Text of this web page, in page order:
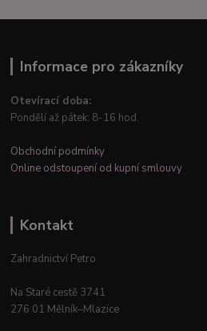
Informace pro zákazníky
Otevírací doba:
Pondělí až pátek: 8-16 hod.
Obchodní podmínky
Online odstoupení od kupní smlouvy
Kontakt
Zahradnictví Petro
Na Staré cestě 3741
276 01 Mělník–Mlazice